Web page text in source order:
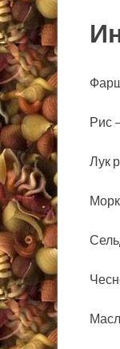
Рис
Лук